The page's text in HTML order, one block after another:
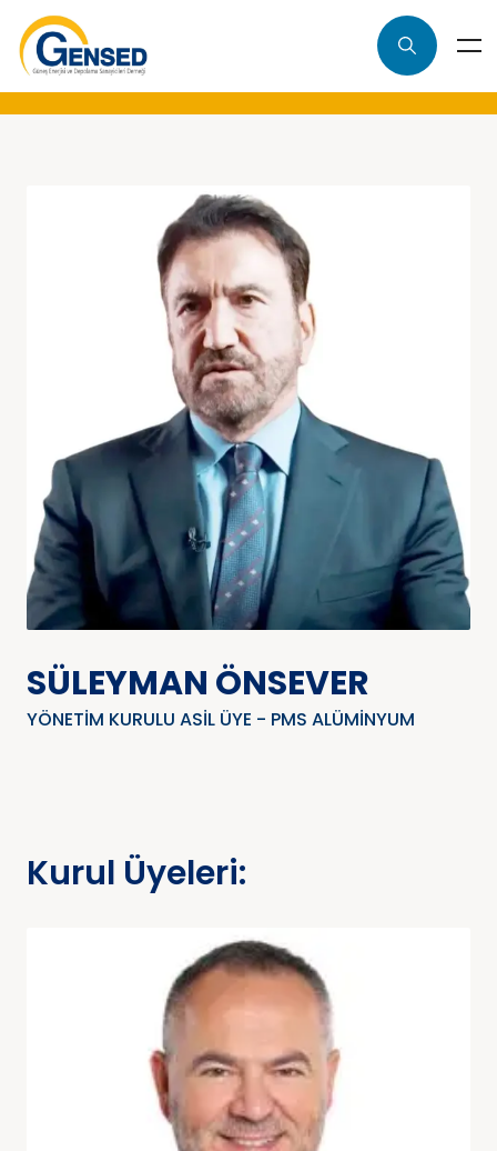
SÜLEYMAN ÖNSEVER
YÖNETIM KURULU ASIL ÜYE - PMS ALÜMINYUM
Kurul Üyeleri: